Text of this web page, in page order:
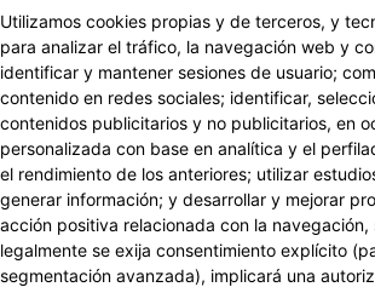
Utilizamos cookies propias y de terceros, y
para analizar el tráfico, la navegación web y
identificar y mantener sesiones de usuario;
contenido en redes sociales; identificar,
contenidos publicitarios y no publicitarios, en
personalizada con base en analítica y el
el rendimiento de los anteriores; utilizar
generar información; y desarrollar y mejorar
acción positiva relacionada con la navegación,
legalmente se exija consentimiento explícito
segmentación avanzada), implicará una